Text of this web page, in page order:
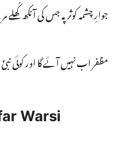
جوارِ چشمہ کوثر پہ جس کی آنکھ
مظفر اب نہیں آئے گا اور کوئی
Warsi